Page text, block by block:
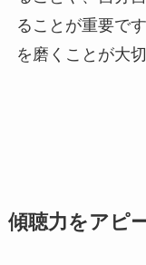
ることが重要で
を磨くことが大切
傾聴力をアピ